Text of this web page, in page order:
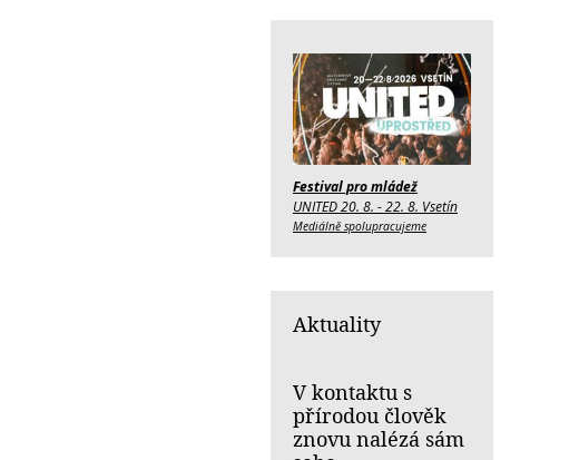
Festival pro mládež
UNITED 20. 8. - 22. 8. Vsetín
Mediálně spolupracujeme
Aktuality
V kontaktu s
přírodou člověk
znovu nalézá sám